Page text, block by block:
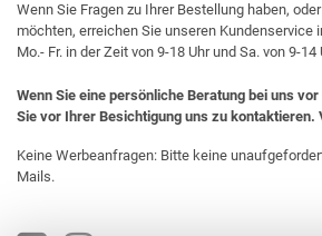
Wenn Sie Fragen zu Ihrer Bestellung haben,
möchten, erreichen Sie unseren Kundenservice
Mo.- Fr. in der Zeit von 9-18 Uhr und Sa. von 9-14
Wenn Sie eine persönliche Beratung bei uns
Sie vor Ihrer Besichtigung uns zu kontaktieren.
Keine Werbeanfragen: Bitte keine
Mails.